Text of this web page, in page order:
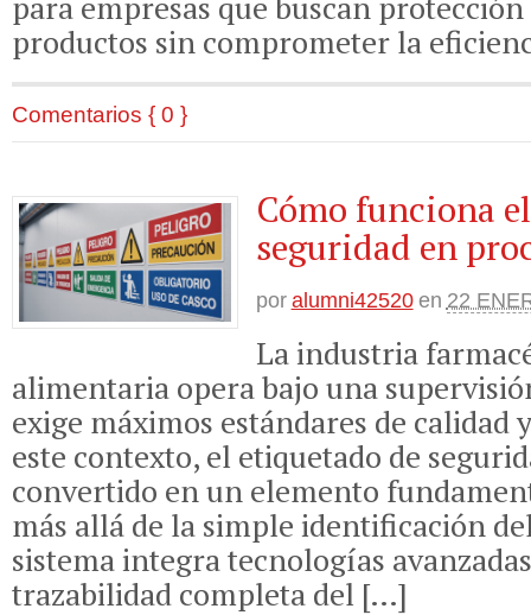
productos sin comprometer la
Comentarios { 0 }
Cómo funciona
seguridad en
por alumni42520 en 22
La industria
alimentaria opera bajo una
exige máximos estándares de calidad
este contexto, el etiquetado de
convertido en un elemento
más allá de la simple identificación
sistema integra tecnologías
trazabilidad completa del […]